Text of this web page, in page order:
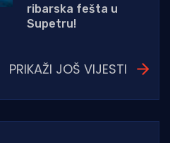
ribarska fešta u
Supetru!
PRIKAŽI JOŠ VIJESTI